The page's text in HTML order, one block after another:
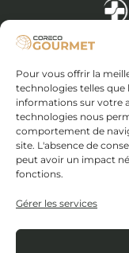
Pour vous offrir la
technologies telles que
informations sur votre
technologies nous
comportement de
site. L'absence de
peut avoir un impact
fonctions.
Gérer les services
Avis
I.R.M. de
4349 général,